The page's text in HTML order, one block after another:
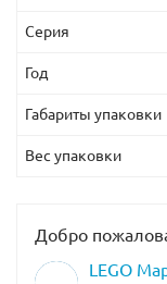
Серия
Год
Габариты упаковки
Вес упаковки
Добро
LEGO